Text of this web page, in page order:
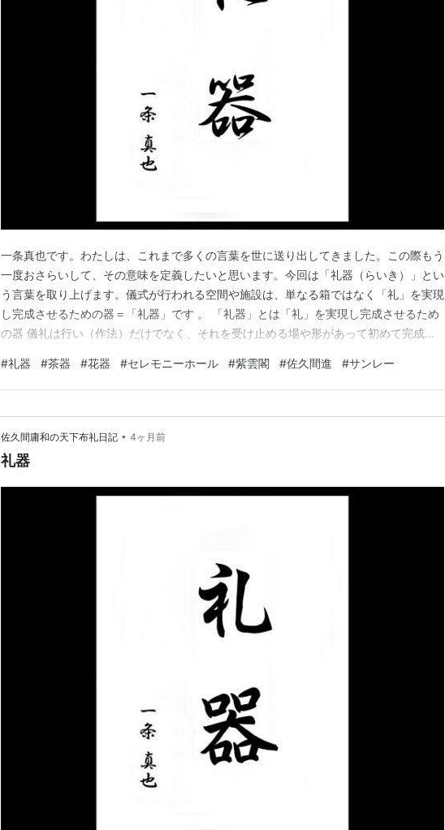
一条真也です。わたしは、これまで多くの言葉を世に送り出してきました。この際もう
一度おさらいして、その意味を定義したいと思います。今回は「礼器（らいき）」とい
う言葉を取り上げます。儀式が行われる空間や施設は、単なる箱ではなく「礼」を実現
し完成させるための器＝「礼器」です 。 「礼器」とは「礼」を実現し完成させるため
の器 儀礼は行い（作法）だけでなく、それを受け止める場や形があって初めて完成し
や遺族の想いを受け止め、儀礼を成り立たせるための「礼器」としての役割を担うもの
です。もともと「礼器」は、儒教儀礼の三本柱として、儀…
#礼器 #茶器 #花器 #セレモニーホール #紫雲閣 #佐久間進 #サンレー
佐久間庸和の天下布礼日記 • 4ヶ月前
礼器